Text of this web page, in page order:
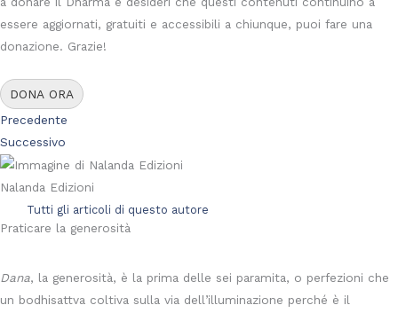
essere aggiornati, gratuiti e accessibili a chiunque, puoi fare una
donazione. Grazie!
DONA ORA
Precedente
Successivo
Nalanda Edizioni
Tutti gli articoli di questo autore
Praticare la generosità
Dana, la generosità, è la prima delle sei paramita, o perfezioni che
un bodhisattva coltiva sulla via dell’illuminazione perché è il